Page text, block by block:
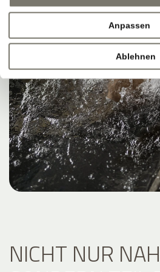
Anpassen
Ablehnen
NICHT NUR